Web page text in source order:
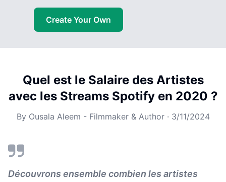
Create Your Own
Quel est le Salaire des Artistes
avec les Streams Spotify en 2020 ?
By Ousala Aleem - Filmmaker & Author· 3/11/2024
Découvrons ensemble combien les artistes